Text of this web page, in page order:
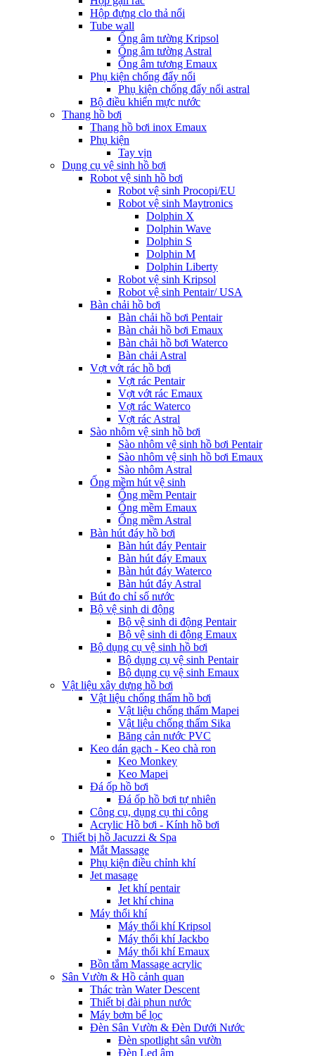
Hộp đựng clo thả nổi
Tube wall
Ống âm tường Kripsol
Ống âm tường Astral
Ống âm tương Emaux
Phụ kiện chống đẩy nổi
Phụ kiện chống đẩy nổi astral
Bộ điều khiển mực nước
Thang hồ bơi
Thang hồ bơi inox Emaux
Phụ kiện
Tay vịn
Dụng cụ vệ sinh hồ bơi
Robot vệ sinh hồ bơi
Robot vệ sinh Procopi/EU
Robot vệ sinh Maytronics
Dolphin X
Dolphin Wave
Dolphin S
Dolphin M
Dolphin Liberty
Robot vệ sinh Kripsol
Robot vệ sinh Pentair/ USA
Bàn chải hồ bơi
Bàn chải hồ bơi Pentair
Bàn chải hồ bơi Emaux
Bàn chải hồ bơi Waterco
Bàn chải Astral
Vợt vớt rác hồ bơi
Vợt rác Pentair
Vợt vớt rác Emaux
Vợt rác Waterco
Vợt rác Astral
Sào nhôm vệ sinh hồ bơi
Sào nhôm vệ sinh hồ bơi Pentair
Sào nhôm vệ sinh hồ bơi Emaux
Sào nhôm Astral
Ống mềm hút vệ sinh
Ống mềm Pentair
Ống mềm Emaux
Ống mềm Astral
Bàn hút đáy hồ bơi
Bàn hút đáy Pentair
Bàn hút đáy Emaux
Bàn hút đáy Waterco
Bàn hút đáy Astral
Bút đo chỉ số nước
Bộ vệ sinh di động
Bộ vệ sinh di động Pentair
Bộ vệ sinh di động Emaux
Bộ dụng cụ vệ sinh hồ bơi
Bộ dụng cụ vệ sinh Pentair
Bộ dụng cụ vệ sinh Emaux
Vật liệu xây dựng hồ bơi
Vật liệu chống thấm hồ bơi
Vật liệu chống thấm Mapei
Vật liệu chống thấm Sika
Băng cản nước PVC
Keo dán gạch - Keo chà ron
Keo Monkey
Keo Mapei
Đá ốp hồ bơi
Đá ốp hồ bơi tự nhiên
Công cụ, dụng cụ thi công
Acrylic Hồ bơi - Kính hồ bơi
Thiết bị hồ Jacuzzi & Spa
Mắt Massage
Phụ kiện điều chỉnh khí
Jet masage
Jet khí pentair
Jet khí china
Máy thổi khí
Máy thổi khí Kripsol
Máy thổi khí Jackbo
Máy thổi khí Emaux
Bồn tắm Massage acrylic
Sân Vườn & Hồ cảnh quan
Thác tràn Water Descent
Thiết bị đài phun nước
Máy bơm bể lọc
Đèn Sân Vườn & Đèn Dưới Nước
Đèn spotlight sân vườn
Đèn Led âm